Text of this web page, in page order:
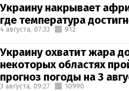
Украину накрывает
где температура
4 августа, 07:33 912
Украину охватит жара
некоторых областях
прогноз погоды на 3
3 августа, 09:27 10990